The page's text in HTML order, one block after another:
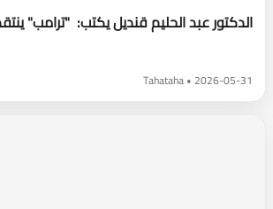
الدكتور عبد الحليم قنديل يكتب: "ترامب"
2026-05-31 • Tahataha